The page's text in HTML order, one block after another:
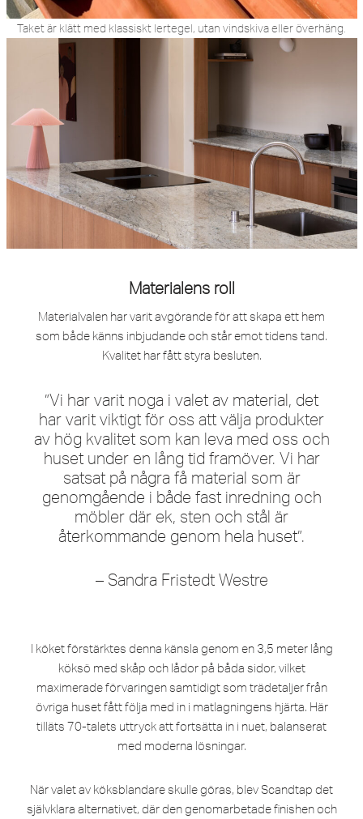
Taket är klätt med klassiskt lertegel, utan vindskiva eller överhäng.
Materialens roll
Materialvalen har varit avgörande för att skapa ett hem
som både känns inbjudande och står emot tidens tand.
Kvalitet har fått styra besluten.
”Vi har varit noga i valet av material, det
har varit viktigt för oss att välja produkter
av hög kvalitet som kan leva med oss och
huset under en lång tid framöver. Vi har
satsat på några få material som är
genomgående i både fast inredning och
möbler där ek, sten och stål är
återkommande genom hela huset”.
– Sandra Fristedt Westre
I köket förstärktes denna känsla genom en 3,5 meter lång
köksö med skåp och lådor på båda sidor, vilket
maximerade förvaringen samtidigt som trädetaljer från
övriga huset fått följa med in i matlagningens hjärta. Här
tilläts 70-talets uttryck att fortsätta in i nuet, balanserat
med moderna lösningar.
När valet av köksblandare skulle göras, blev Scandtap det
självklara alternativet, där den genomarbetade finishen och